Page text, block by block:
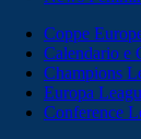
Coppe
Calendario e
Champions
Europa
Conference